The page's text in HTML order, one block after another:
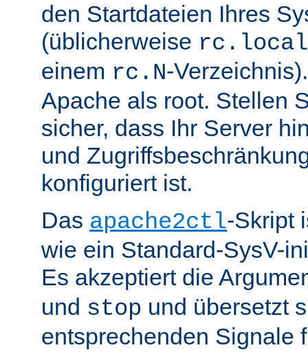
den Startdateien Ihres
(üblicherweise rc.local
einem rc.N-
Apache als root. Stellen
sicher, dass Ihr Server
und
konfiguriert ist.
Das apache2ctl-Skript
wie ein Standard-SysV-
Es akzeptiert die
und stop und übersetzt
entsprechenden Signale